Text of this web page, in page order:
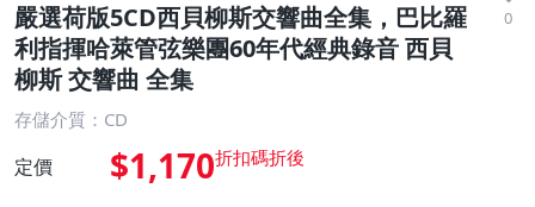
嚴選荷版5CD西貝柳斯交響曲全集，巴比羅
利指揮哈萊管弦樂團60年代經典錄音 西貝
柳斯 交響曲 全集
0
存儲介質：CD
定價 $1,170